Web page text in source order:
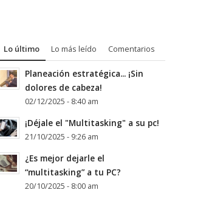
Lo último Lo más leído Comentarios
Planeación estratégica... ¡Sin
dolores de cabeza!
02/12/2025 - 8:40 am
¡Déjale el "Multitasking" a su pc!
21/10/2025 - 9:26 am
¿Es mejor dejarle el
“multitasking” a tu PC?
20/10/2025 - 8:00 am